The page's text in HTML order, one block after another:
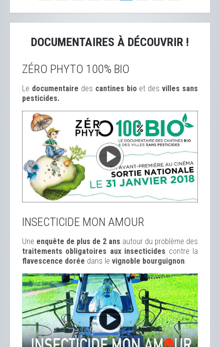
DOCUMENTAIRES À DÉCOUVRIR !
ZÉRO PHYTO 100% BIO
Le documentaire des cantines bio et desvilles sans
pesticides.
INSECTICIDE MON AMOUR
Une enquête de plus de 2 ans autour du problème des
traitements obligatoires aux insecticides contre la
flavescence dorée dans le vignoble bourguignon